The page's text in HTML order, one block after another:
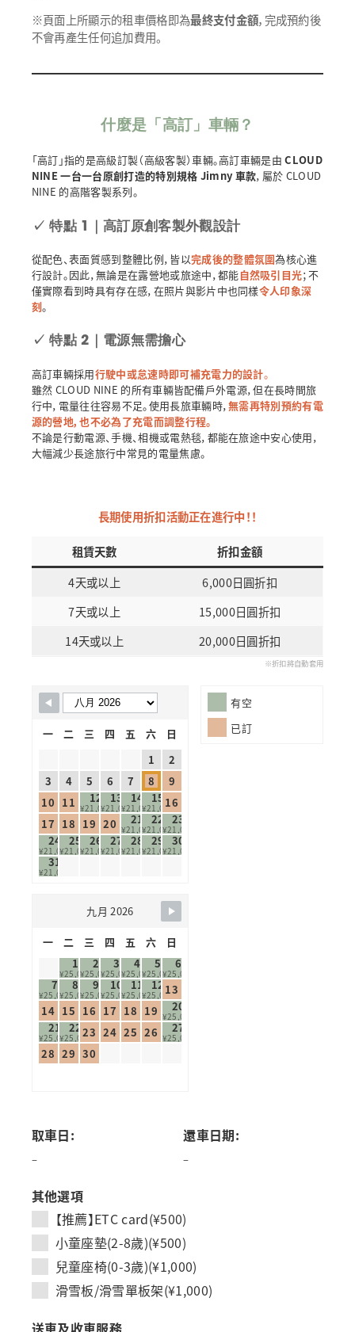
※頁面上所顯示的租車價格即為最終支付金額，完成預約後
不會再產生任何追加費用。
什麼是「高訂 」車輛？
「高訂」指的是高級訂製（高級客製）車輛。高訂車輛是由CLOUD
NINE 一台一台原創打造的特別規格 Jimny 車款，屬於 CLOUD
NINE 的高階客製系列。
✓ 特點 1｜高訂原創客製外觀設計
從配色、表面質感到整體比例，皆以完成後的整體氛圍為核心進
行設計。因此，無論是在露營地或旅途中，都能自然吸引目光；不
僅實際看到時具有存在感，在照片與影片中也同樣令人印象深
刻。
✓ 特點 2｜電源無需擔心
高訂車輛採用行駛中或怠速時即可補充電力的設計。
雖然 CLOUD NINE 的所有車輛皆配備戶外電源，但在長時間旅
行中，電量往往容易不足。使用長旅車輛時，無需再特別預約有電
源的營地，也不必為了充電而調整行程。
不論是行動電源、手機、相機或電熱毯，都能在旅途中安心使用，
大幅減少長途旅行中常見的電量焦慮。
長期使用折扣活動正在進行中！！
租賃天數
折扣金額
4天或以上
6,000日圓折扣
7天或以上
15,000日圓折扣
14天或以上
20,000日圓折扣
※折扣將自動套用
Skip Booking Form
有空
已訂
一 二 三 四 五 六
日
1
2
3
4 5 6 7 8
9
10 11 12
¥21,000
13
¥21,000
14
¥21,000
15
¥21,000
16
17 18 19 20 21
¥21,000
22
¥21,000
23
¥21,000
24
¥21,000
25
¥21,000
26
¥21,000
27
¥21,000
28
¥21,000
29
¥21,000
30
¥21,000
31
¥21,000
九月 2026
一 二 三 四 五 六
日
1
¥25,000
2
¥25,000
3
¥25,000
4
¥25,000
5
¥25,000
6
¥25,000
7
¥25,000
8
¥25,000
9
¥25,000
10
¥25,000
11
¥25,000
12
¥25,000
13
14 15 16 17 18 19 20
¥25,000
21
¥25,000
22
¥25,000
23 24 25 26 27
¥25,000
28 29 30
取車日:
–
還車日期:
–
其他選項
【推薦】ETC card(¥500)
小童座墊(2-8歲)(¥500)
兒童座椅(0-3歲)(¥1,000)
滑雪板/滑雪單板架(¥1,000)